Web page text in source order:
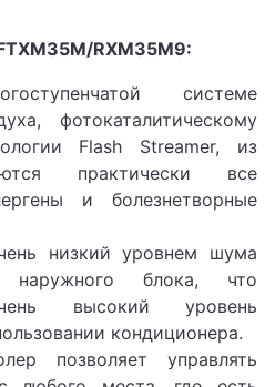
RXM35M9:
системе
фотокаталитическому
Flash Streamer, из
практически все
и болезнетворные
низкий уровнем шума
наружного блока, что
высокий уровень
кондиционера.
позволяет управлять